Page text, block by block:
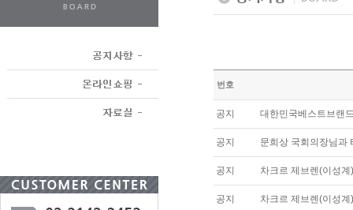
번호
공지 대한민국베스트브랜
공지 문희상 국회의장님과
공지 차크르 제브렌(이성
공지 차크르 제브렌(이성